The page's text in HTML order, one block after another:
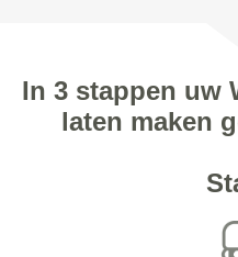
In 3 stappen uw
laten maken